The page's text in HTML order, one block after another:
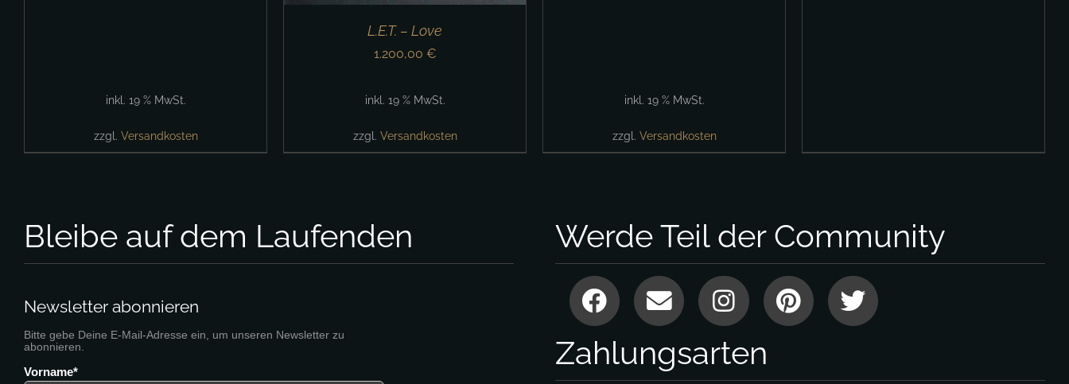
inkl. 19 % MwSt.
zzgl. Versandkosten
L.E.T. – Love
1.200,00 €
inkl. 19 % MwSt.
zzgl. Versandkosten
inkl. 19 % MwSt.
zzgl. Versandkosten
Bleibe auf dem Laufenden
Newsletter abonnieren
Bitte gebe Deine E-Mail-Adresse ein, um unseren Newsletter zu
abonnieren.
Vorname
Werde Teil der Community
Zahlungsarten